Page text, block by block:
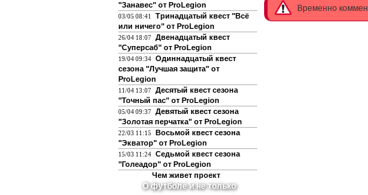
"Занавес" от ProLegion
03/05 08:41
Тринадцатый квест "Всё
или ничего" от ProLegion
26/04 18:07 Двенадцатый квест
"Суперсаб" от ProLegion
19/04 09:34 Одиннадцатый квест
сезона "Лучшая защита" от
ProLegion
11/04 13:07 Десятый квест сезона
"Точный пас" от ProLegion
05/04 09:37 Девятый квест сезона
"Золотая перчатка" от ProLegion
22/03 11:15
Восьмой квест сезона
"Экватор" от ProLegion
15/03 11:24 Седьмой квест сезона
"Голеадор" от ProLegion
Чем живет проект
О футболе и не только
Временно